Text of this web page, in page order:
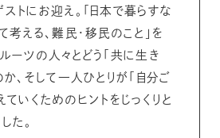
トにお迎え。「日本で暮らすな
考える、難民・移民のこと」を
ーツの人々とどう「共に生き
か、そして一人ひとりが「自分ご
ていくためのヒントをじっくりと
た。